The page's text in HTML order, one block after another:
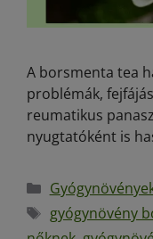
A borsmenta tea
problémák,
reumatikus
nyugtatóként is
gyógynövény